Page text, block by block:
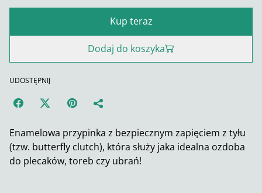
Kup teraz
Dodaj do koszyka
UDOSTĘPNIJ
Enamelowa przypinka z bezpiecznym zapięciem z tyłu
(tzw. butterfly clutch), która służy jaka idealna ozdoba
do plecaków, toreb czy ubrań!